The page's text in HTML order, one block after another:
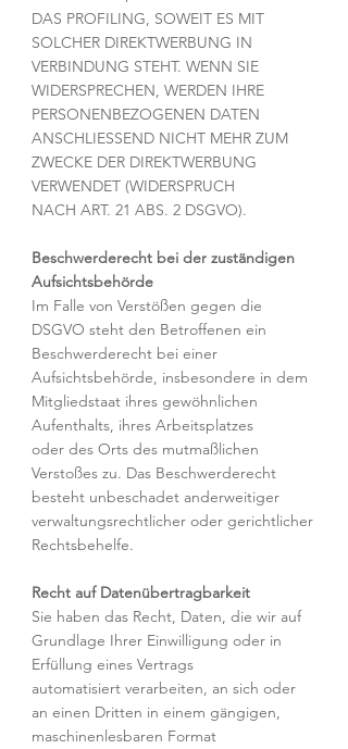
DAS PROFILING, SOWEIT ES MIT
SOLCHER DIREKTWERBUNG IN
VERBINDUNG STEHT. WENN SIE
WIDERSPRECHEN, WERDEN IHRE
PERSONENBEZOGENEN DATEN
ANSCHLIESSEND NICHT MEHR ZUM
ZWECKE DER DIREKTWERBUNG
VERWENDET (WIDERSPRUCH
NACH ART. 21 ABS. 2 DSGVO).
Beschwerderecht bei der zuständigen
Aufsichtsbehörde
Im Falle von Verstößen gegen die
DSGVO steht den Betroffenen ein
Beschwerderecht bei einer
Aufsichtsbehörde, insbesondere in dem
Mitgliedstaat ihres gewöhnlichen
Aufenthalts, ihres Arbeitsplatzes
oder des Orts des mutmaßlichen
Verstoßes zu. Das Beschwerderecht
besteht unbeschadet anderweitiger
verwaltungsrechtlicher oder gerichtlicher
Rechtsbehelfe.
Recht auf Datenübertragbarkeit
Sie haben das Recht, Daten, die wir auf
Grundlage Ihrer Einwilligung oder in
Erfüllung eines Vertrags
automatisiert verarbeiten, an sich oder
an einen Dritten in einem gängigen,
maschinenlesbaren Format